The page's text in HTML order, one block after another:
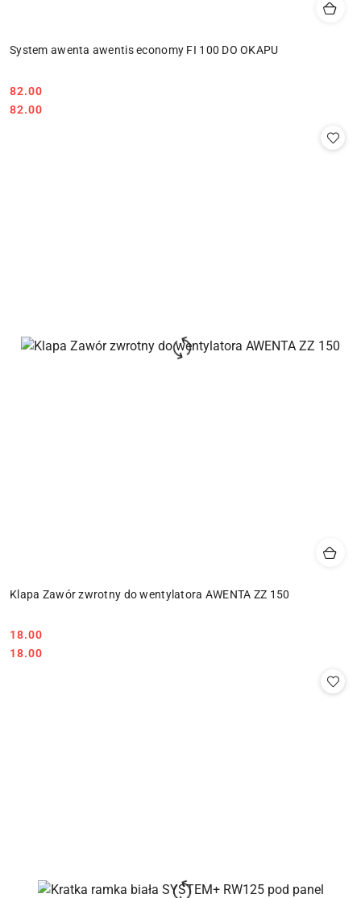
System awenta awentis economy FI 100 DO OKAPU
Cena:
82.00
Cena:
82.00
Klapa Zawór zwrotny do wentylatora AWENTA ZZ 150
Cena:
18.00
Cena:
18.00